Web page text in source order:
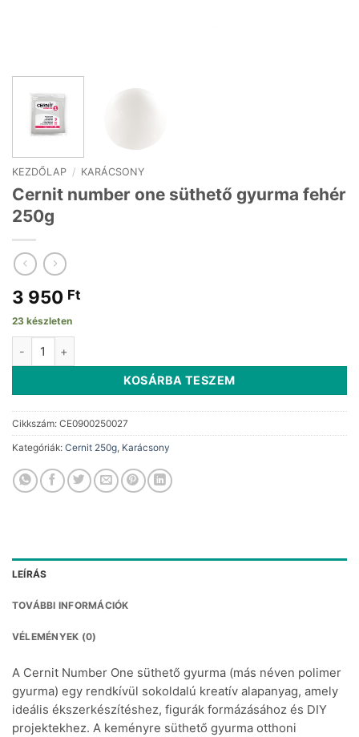
KEZDŐLAP / KARÁCSONY
Cernit number one süthető gyurma fehér
250g
3 950 Ft
23 készleten
KOSÁRBA TESZEM
Cikkszám: CE0900250027
Kategóriák: Cernit 250g Karácsony
LEÍRÁS
TOVÁBBI INFORMÁCIÓK
VÉLEMÉNYEK (0)
A Cernit Number One süthető gyurma (más néven polimer
gyurma) egy rendkívül sokoldalú kreatív alapanyag, amely
ideális ékszerkészítéshez, figurák formázásához és DIY
projektekhez. A keményre süthető gyurma otthoni